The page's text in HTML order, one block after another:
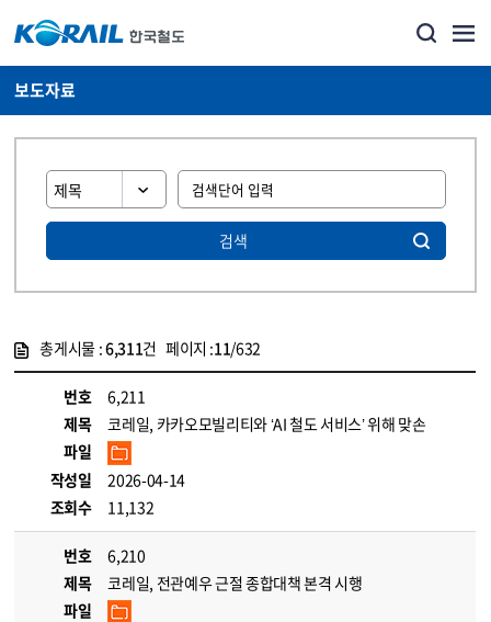
보도자료
검색
총게시물 :6,311건 페이지 :11/632
번호
6,211
제목
코레일, 카카오모빌리티와 ‘AI 철도 서비스’ 위해 맞손
파일
작성일
2026-04-14
조회수
11,132
번호
6,210
제목
코레일, 전관예우 근절 종합대책 본격 시행
파일